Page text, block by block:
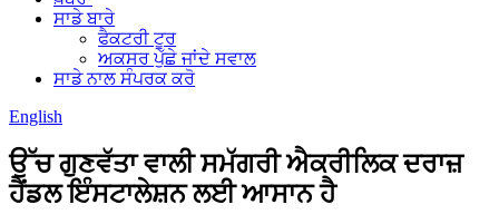
ਸਾਡੇ ਬਾਰੇ
ਫੈਕਟਰੀ ਟੂਰ
ਅਕਸਰ ਪੁੱਛੇ ਜਾਂਦੇ ਸਵਾਲ
ਸਾਡੇ ਨਾਲ ਸੰਪਰਕ ਕਰੋ
English
ਉੱਚ ਗੁਣਵੱਤਾ ਵਾਲੀ ਸਮੱਗਰੀ ਐਕਰੀਲਿਕ ਦਰਾਜ਼
ਹੈਂਡਲ ਇੰਸਟਾਲੇਸ਼ਨ ਲਈ ਆਸਾਨ ਹੈ